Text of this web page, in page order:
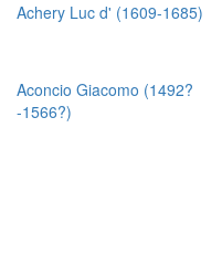
Achery Luc d' (1609-1685)
Aconcio Giacomo (1492?
-1566?)